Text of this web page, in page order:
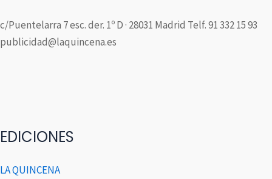
c/Puentelarra 7 esc. der. 1º D · 28031 Madrid Telf. 91 332 15 93
publicidad@laquincena.es
EDICIONES
LA QUINCENA